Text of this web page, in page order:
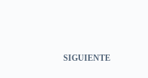
SIGUIENTE